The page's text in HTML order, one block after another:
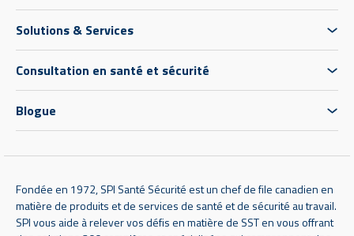
Solutions & Services
Consultation en santé et sécurité
Blogue
Fondée en 1972, SPI Santé Sécurité est un chef de file canadien en
matière de produits et de services de santé et de sécurité au travail.
SPI vous aide à relever vos défis en matière de SST en vous offrant